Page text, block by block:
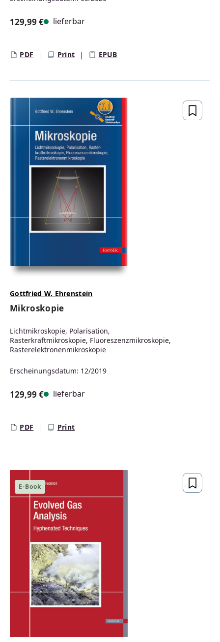
129,99 € lieferbar
PDF Print EPUB
Gottfried W. Ehrenstein
Mikroskopie
Lichtmikroskopie, Polarisation,
Rasterkraftmikroskopie, Fluoreszenzmikroskopie,
Rasterelektronenmikroskopie
Erscheinungsdatum: 12/2019
129,99 € lieferbar
PDF Print
E-Book